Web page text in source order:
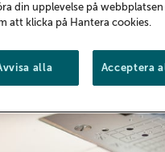
din upplevelse på webbplatsen
att klicka på Hantera cookies.
alla Acceptera